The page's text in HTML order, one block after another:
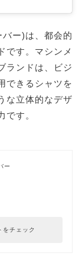
ー)は、都会的
です。マシンメ
ランドは、ビジ
できるシャツを
な立体的なデザ
です。
ー
をチェック